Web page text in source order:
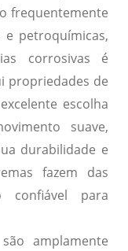
frequentemente
petroquímicas,
corrosivas é
propriedades de
escolha
suave,
durabilidade e
fazem das
confiável para
amplamente